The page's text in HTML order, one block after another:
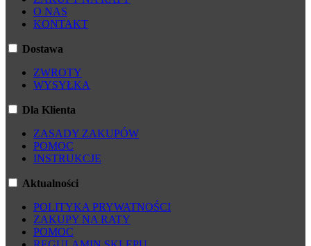
O NAS
KONTAKT
Dostawa
ZWROTY
WYSYŁKA
Dla Klienta
ZASADY ZAKUPÓW
POMOC
INSTRUKCJE
Aktualności
POLITYKA PRYWATNOŚCI
ZAKUPY NA RATY
POMOC